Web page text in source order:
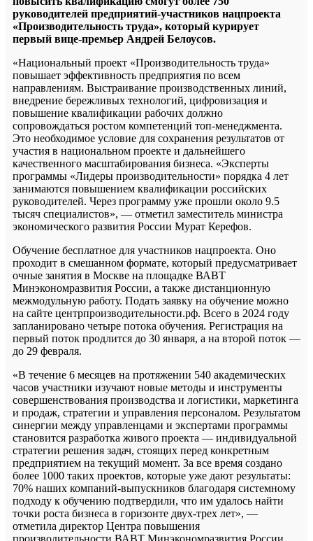
руководителей предприятий-участников нацпроекта
«Производительность труда», который курирует
первый вице-премьер Андрей Белоусов.
«Национальный проект «Производительность труда»
повышает эффективность предприятия по всем
направлениям. Выстраивание производственных линий,
внедрение бережливых технологий, цифровизация и
повышение квалификации рабочих должно
сопровождаться ростом компетенций топ-менеджмента.
Это необходимое условие для сохранения результатов от
участия в национальном проекте и дальнейшего
качественного масштабирования бизнеса. «Эксперты
программы «Лидеры производительности» порядка 4 лет
занимаются повышением квалификации российских
руководителей. Через программу уже прошли около 9.5
тысяч специалистов», — отметил заместитель министра
экономического развития России Мурат Керефов.
Обучение бесплатное для участников нацпроекта. Оно
проходит в смешанном формате, который предусматривает
очные занятия в Москве на площадке ВАВТ
Минэкономразвития России, а также дистанционную
межмодульную работу. Подать заявку на обучение можно
на сайте центрпроизводительности.рф. Всего в 2024 году
запланировано четыре потока обучения. Регистрация на
первый поток продлится до 30 января, а на второй поток —
до 29 февраля.
«В течение 6 месяцев на протяжении 540 академических
часов участники изучают новые методы и инструменты
совершенствования производства и логистики, маркетинга
и продаж, стратегии и управления персоналом. Результатом
синергии между управленцами и экспертами программы
становится разработка живого проекта — индивидуальной
стратегии решения задач, стоящих перед конкретным
предприятием на текущий момент. За все время создано
более 1000 таких проектов, которые уже дают результаты:
70% наших компаний-выпускников благодаря системному
подходу к обучению подтвердили, что им удалось найти
точки роста бизнеса в горизонте двух-трех лет», —
отметила директор Центра повышения
производительности ВАВТ Минэкономразвития России,